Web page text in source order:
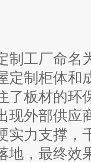
制工厂命名
定制柜体和
了板材的环
现外部供应
实力支撑，
地，最终效